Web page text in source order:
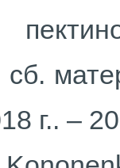
сб.
г.. –